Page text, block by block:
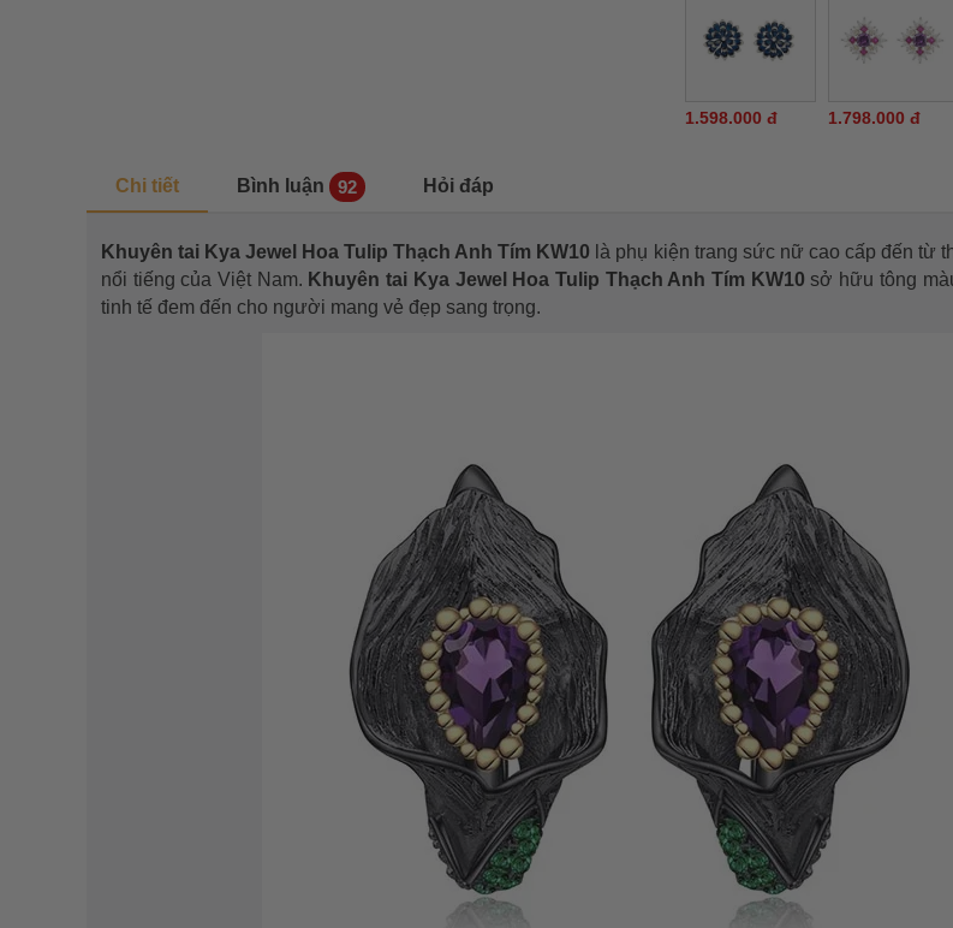
1.598.000 đ 1.798.000 đ
Chi tiết Bình luận 92 Hỏi đáp
Khuyên tai Kya Jewel Hoa Tulip Thạch Anh Tím KW10 là phụ kiện trang sức nữ cao cấp đến từ
nổi tiếng của Việt Nam. Khuyên tai Kya Jewel Hoa Tulip Thạch Anh Tím KW10 sở hữu tông
tinh tế đem đến cho người mang vẻ đẹp sang trọng.